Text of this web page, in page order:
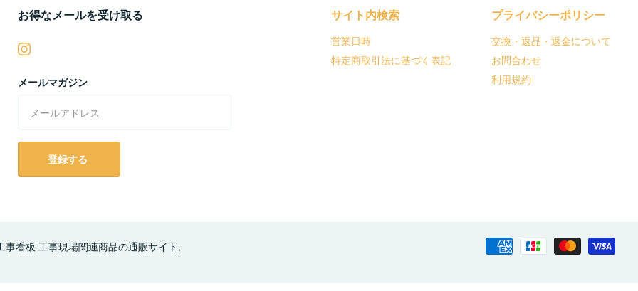
お得なメールを受け取る
メールマガジン
登録する
サイト内検索
営業日時
特定商取引法に基づく表記
プライバシーポリシー
交換・返品・返金について
お問合わせ
利用規約
看板 工事現場関連商品の通販サイト,